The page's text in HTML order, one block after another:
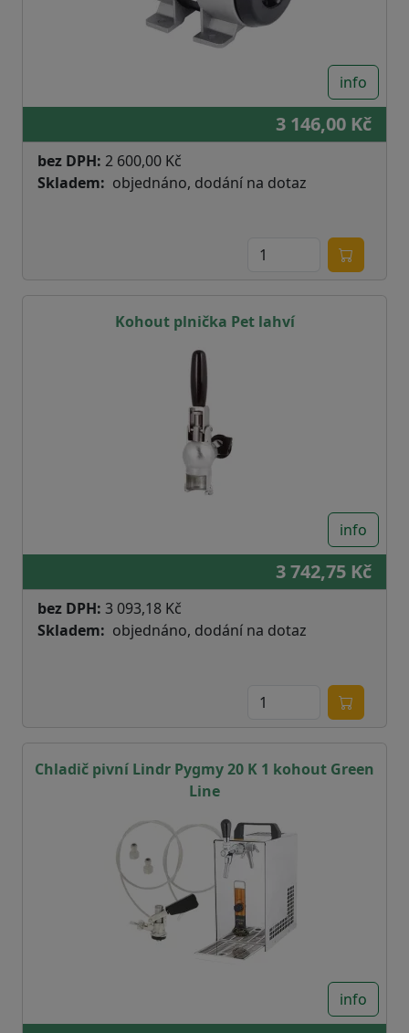
info
3 146,00 Kč
bez DPH: 2 600,00 Kč
Skladem
objednáno, dodání na dotaz
Kohout plnička Pet lahví
info
3 742,75 Kč
bez DPH: 3 093,18 Kč
Skladem
objednáno, dodání na dotaz
Chladič pivní Lindr Pygmy 20 K 1 kohout Green
Line
info